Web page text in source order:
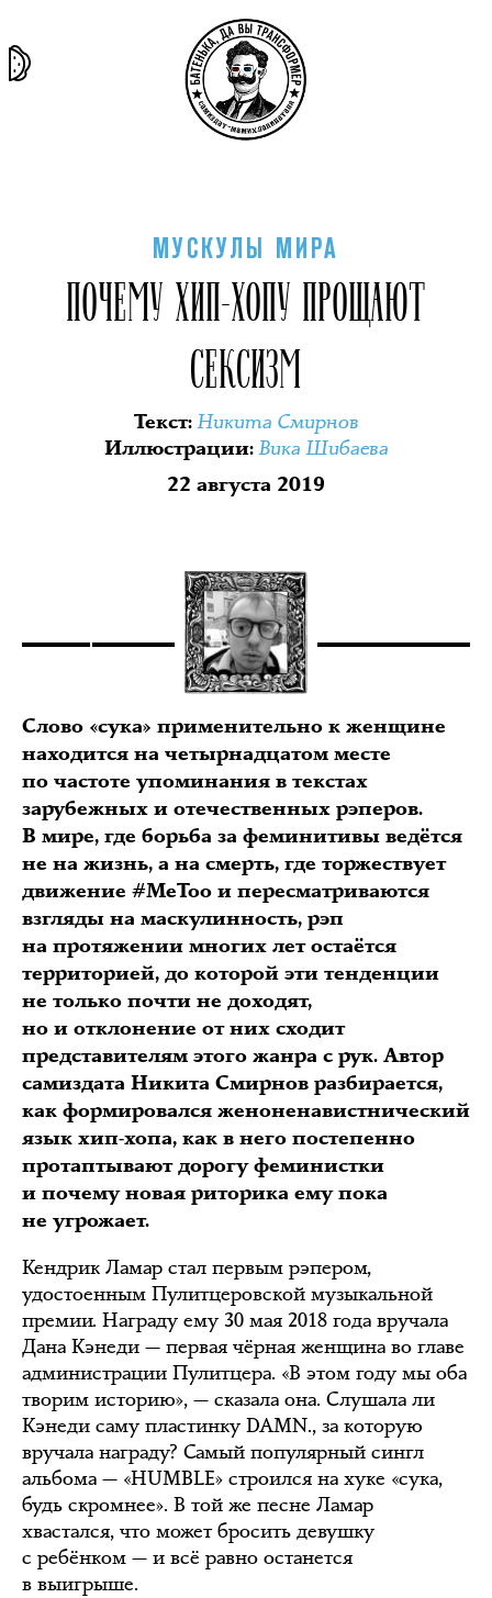
МУСКУЛЫ МИРА
ПОЧЕМУ ХИП-ХОПУ ПРОЩАЮТ
СЕКСИЗМ
Текст:Никита Смирнов
Иллюстрации:Вика Шибаева
22 августа 2019
Слово «сука» применительно к женщине
находится на четырнадцатом месте
по частоте упоминания в текстах
зарубежных и отечественных рэперов.
В мире, где борьба за феминитивы ведётся
не на жизнь, а на смерть, где торжествует
движение #MeToo и пересматриваются
взгляды на маскулинность, рэп
на протяжении многих лет остаётся
территорией, до которой эти тенденции
не только почти не доходят,
но и отклонение от них сходит
представителям этого жанра с рук. Автор
самиздата Никита Смирнов разбирается,
как формировался женоненавистнический
язык хип-хопа, как в него постепенно
протаптывают дорогу феминистки
и почему новая риторика ему пока
не угрожает.
Кендрик Ламар стал первым рэпером,
удостоенным Пулитцеровской музыкальной
премии. Награду ему 30 мая 2018 года вручала
Дана Кэнеди — первая чёрная женщина во главе
администрации Пулитцера. «В этом году мы оба
творим историю», — сказала она. Слушала ли
Кэнеди саму пластинку DAMN., за которую
вручала награду? Самый популярный сингл
альбома — «HUMBLE» строился на хуке «сука,
будь скромнее». В той же песне Ламар
хвастался, что может бросить девушку
с ребёнком — и всё равно останется
в выигрыше.